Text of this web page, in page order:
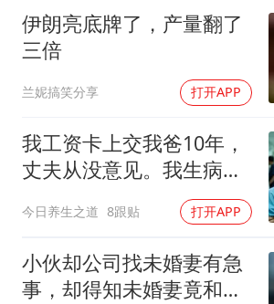
夯实基础开新局
伊朗亮底牌了，产量翻了
三倍
兰妮搞笑分享 打开APP
我工资卡上交我爸10年，
丈夫从没意见。我生病住
今日养生之道 8跟贴 打开APP
小伙却公司找未婚妻有急
事，却得知未婚妻竟和别